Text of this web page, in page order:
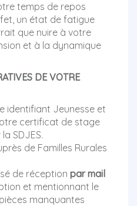
temps de repos
un état de fatigue
que nuire à votre
et à la dynamique
DE VOTRE
identifiant Jeunesse et
certificat de stage
SDJES.
de Familles Rurales
de réception par mail
et mentionnant le
manquantes